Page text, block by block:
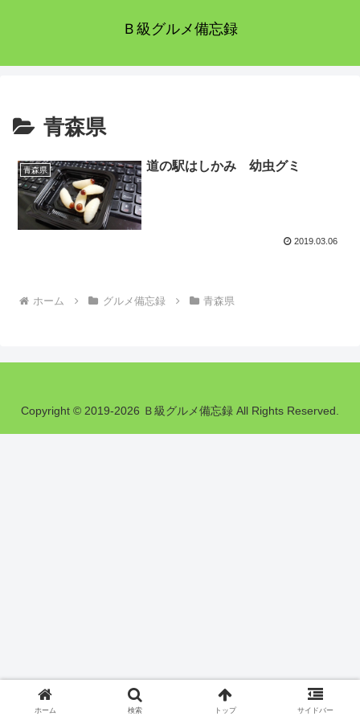
Ｂ級グルメ備忘録
青森県
青森県 道の駅はしかみ 幼虫グミ
2019.03.06
ホーム グルメ備忘録 青森県
Copyright © 2019-2026 Ｂ級グルメ備忘録 All Rights Reserved.
ホーム 検索 トップ サイドバー